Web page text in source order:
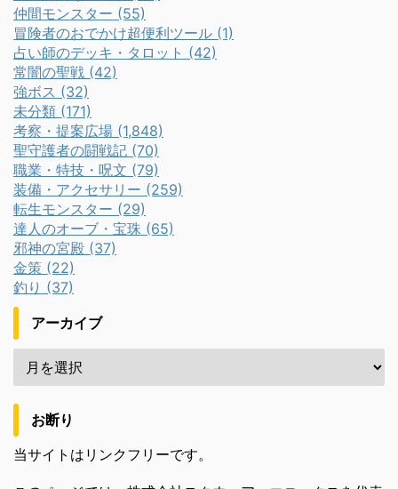
仲間モンスター (55)
冒険者のおでかけ超便利ツール (1)
占い師のデッキ・タロット (42)
常闇の聖戦 (42)
強ボス (32)
未分類 (171)
考察・提案広場 (1,848)
聖守護者の闘戦記 (70)
職業・特技・呪文 (79)
装備・アクセサリー (259)
転生モンスター (29)
達人のオーブ・宝珠 (65)
邪神の宮殿 (37)
金策 (22)
釣り (37)
アーカイブ
お断り
当サイトはリンクフリーです。